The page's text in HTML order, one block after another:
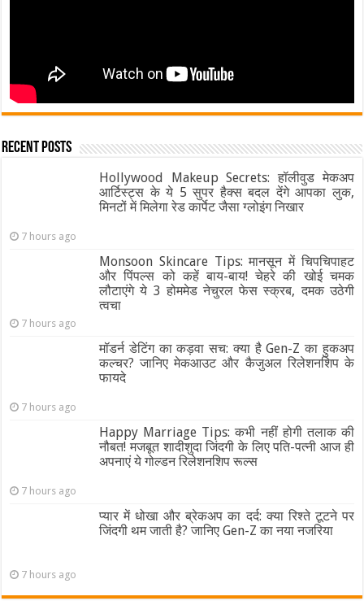
Recent Posts
Hollywood Makeup Secrets: हॉलीवुड मेकअप
आर्टिस्ट्स के ये 5 सुपर हैक्स बदल देंगे आपका लुक,
मिनटों में मिलेगा रेड कार्पेट जैसा ग्‍लोइंग निखार
7 hours ago
Monsoon Skincare Tips: मानसून में चिपचिपाहट
और पिंपल्स को कहें बाय-बाय! चेहरे की खोई चमक
लौटाएंगे ये 3 होममेड नेचुरल फेस स्क्रब, दमक उठेगी
त्वचा
7 hours ago
मॉडर्न डेटिंग का कड़वा सच: क्या है Gen-Z का हुकअप
कल्चर? जानिए मेकआउट और कैजुअल रिलेशनशिप के
फायदे
7 hours ago
Happy Marriage Tips: कभी नहीं होगी तलाक की
नौबत! मजबूत शादीशुदा जिंदगी के लिए पति-पत्नी आज ही
अपनाएं ये गोल्डन रिलेशनशिप रूल्स
7 hours ago
प्यार में धोखा और ब्रेकअप का दर्द: क्या रिश्ते टूटने पर
जिंदगी थम जाती है? जानिए Gen-Z का नया नजरिया
7 hours ago